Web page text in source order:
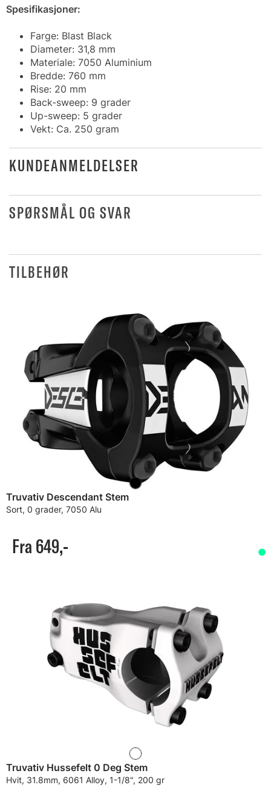
Spesifikasjoner:
Farge: Blast Black
Diameter: 31,8 mm
Materiale: 7050 Aluminium
Bredde: 760 mm
Rise: 20 mm
Back-sweep: 9 grader
Up-sweep: 5 grader
Vekt: Ca. 250 gram
KUNDEANMELDELSER
SPØRSMÅL OG SVAR
TILBEHØR
Truvativ Descendant Stem
Sort, 0 grader, 7050 Alu
Fra 649,-
Truvativ Hussefelt 0 Deg Stem
Hvit, 31.8mm, 6061 Alloy, 1-1/8", 200 gr